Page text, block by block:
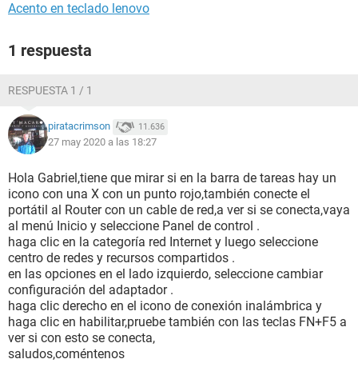
Acento en teclado lenovo
1 respuesta
RESPUESTA 1 / 1
piratacrimson 11.636
27 may 2020 a las 18:27
Hola Gabriel,tiene que mirar si en la barra de tareas hay un
icono con una X con un punto rojo,también conecte el
portátil al Router con un cable de red,a ver si se conecta,vaya
al menú Inicio y seleccione Panel de control .
haga clic en la categoría red Internet y luego seleccione
centro de redes y recursos compartidos .
en las opciones en el lado izquierdo, seleccione cambiar
configuración del adaptador .
haga clic derecho en el icono de conexión inalámbrica y
haga clic en habilitar,pruebe también con las teclas FN+F5 a
ver si con esto se conecta,
saludos,coméntenos